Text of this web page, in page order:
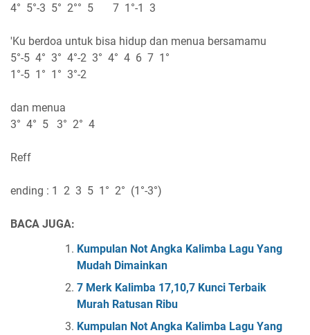
4° 5°-3 5° 2°° 5 7 1°-1 3
'Ku berdoa untuk bisa hidup dan menua bersamamu
5°-5 4° 3° 4°-2 3° 4° 4 6 7 1°
1°-5 1° 1° 3°-2
dan menua
3° 4° 5 3° 2° 4
Reff
ending : 1 2 3 5 1° 2° (1°-3°)
BACA JUGA:
Kumpulan Not Angka Kalimba Lagu Yang
Mudah Dimainkan
7 Merk Kalimba 17,10,7 Kunci Terbaik
Murah Ratusan Ribu
Kumpulan Not Angka Kalimba Lagu Yang